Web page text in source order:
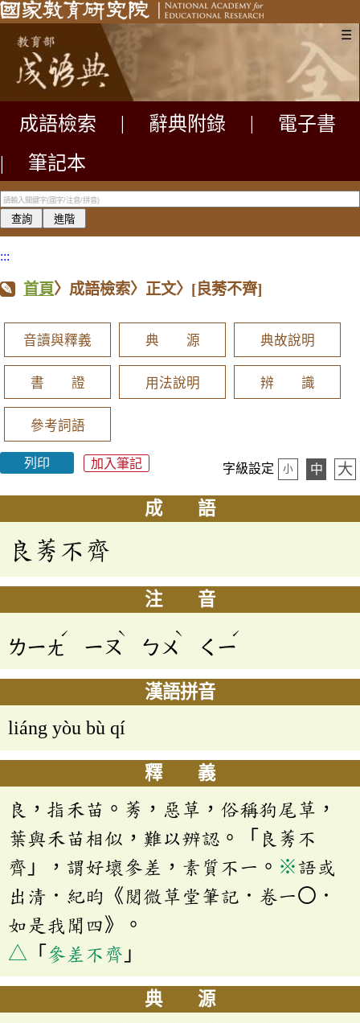
☰
成語檢索 辭典附錄
電子書
|
筆記本
:::
首頁〉成語檢索〉正文〉 [良莠不齊]
音讀與釋義 典 源 典故說明
書 證 用法說明 辨 識
參考詞語
列印 加入筆記 字級設定 小 中 大
成 語
良莠不齊
注 音
ㄌㄧㄤ
ˊ
ㄧㄡ
ˋ
ㄅㄨ
ˋ
ㄑㄧ
ˊ
漢語拼音
liáng yòu bù qí
釋 義
良，指禾苗。莠，惡草，俗稱狗尾草，
葉與禾苗相似，難以辨認。「良莠不
齊」，謂好壞參差，素質不一。 ※語或
出清．紀昀《閱微草堂筆記．卷一〇．
如是我聞四》。
△ 「 參差不齊 」
典 源